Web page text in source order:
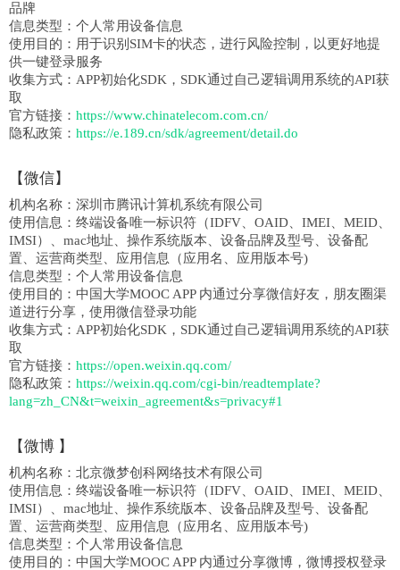
品牌
信息类型： 个人常用设备信息
使用目的： 用于识别SIM卡的状态，进行风险控制，以更好地提
供一键登录服务
收集方式： APP初始化SDK，SDK通过自己逻辑调用系统的API获
取
官方链接： https://www.chinatelecom.com.cn/
隐私政策： https://e.189.cn/sdk/agreement/detail.do
【微信】
机构名称： 深圳市腾讯计算机系统有限公司
使用信息： 终端设备唯一标识符（IDFV、OAID、IMEI、MEID、
IMSI）、mac地址、操作系统版本、设备品牌及型号、设备配
置、运营商类型、应用信息（应用名、应用版本号)
信息类型： 个人常用设备信息
使用目的： 中国大学MOOC APP 内通过分享微信好友，朋友圈渠
道进行分享，使用微信登录功能
收集方式： APP初始化SDK，SDK通过自己逻辑调用系统的API获
取
官方链接： https://open.weixin.qq.com/
隐私政策： https://weixin.qq.com/cgi-bin/readtemplate?
lang=zh_CN&t=weixin_agreement&s=privacy#1
【微博 】
机构名称： 北京微梦创科网络技术有限公司
使用信息： 终端设备唯一标识符（IDFV、OAID、IMEI、MEID、
IMSI）、mac地址、操作系统版本、设备品牌及型号、设备配
置、运营商类型、应用信息（应用名、应用版本号)
信息类型： 个人常用设备信息
使用目的： 中国大学MOOC APP 内通过分享微博，微博授权登录